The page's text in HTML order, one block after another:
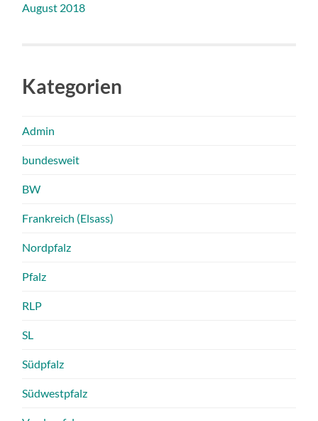
August 2018
Kategorien
Admin
bundesweit
BW
Frankreich (Elsass)
Nordpfalz
Pfalz
RLP
SL
Südpfalz
Südwestpfalz